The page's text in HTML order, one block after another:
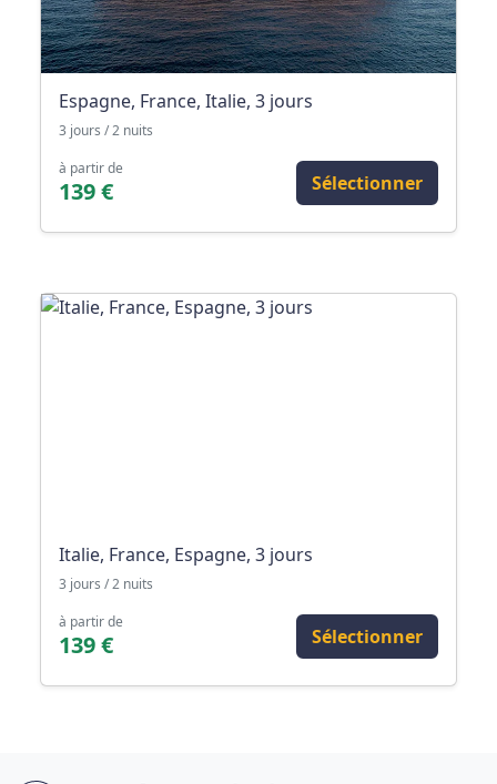
Espagne, France, Italie, 3 jours
3 jours / 2 nuits
à partir de
139 € Sélectionner
Italie, France, Espagne, 3 jours
3 jours / 2 nuits
à partir de
139 € Sélectionner